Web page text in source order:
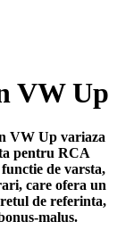
VW Up
VW Up variaza
pentru RCA
de varsta,
care ofera un
de referinta,
malus.